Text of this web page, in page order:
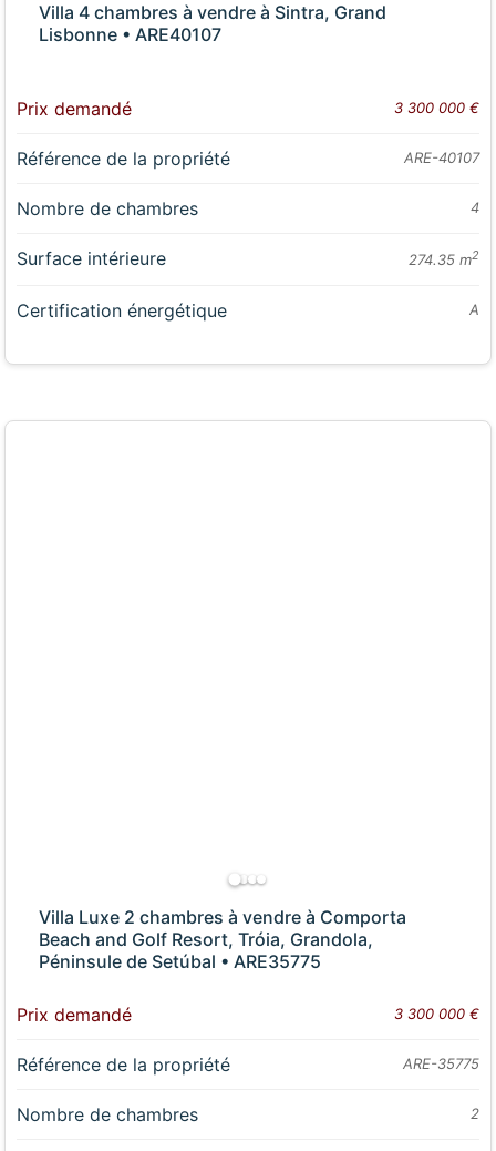
Villa 4 chambres à vendre à Sintra, Grand
Lisbonne • ARE40107
Prix demandé 3 300 000 €
Référence de la propriété ARE-40107
Nombre de chambres 4
Surface intérieure 274.35 m2
Certification énergétique A
Villa Luxe 2 chambres à vendre à Comporta
Beach and Golf Resort, Tróia, Grandola,
Péninsule de Setúbal • ARE35775
Prix demandé 3 300 000 €
Référence de la propriété ARE-35775
Nombre de chambres 2